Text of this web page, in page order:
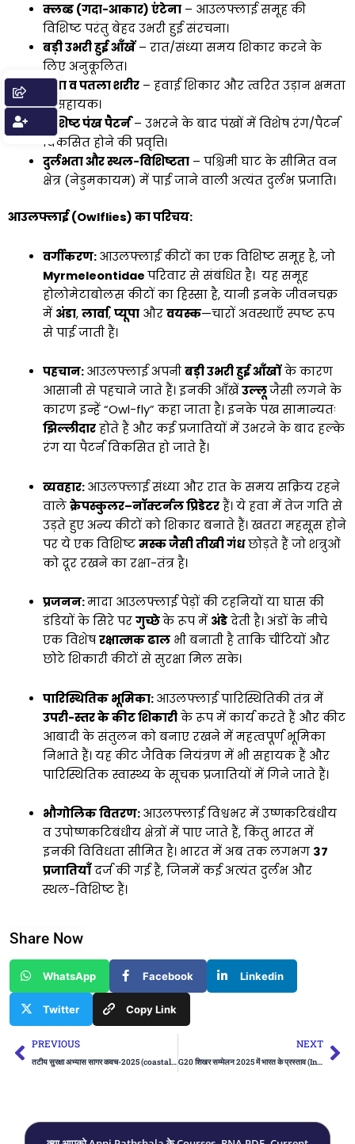
क्लब्ड (गदा-आकार) एंटेना– आउलफ्लाई समूह की
विशिष्ट परंतु बेहद उभरी हुई संरचना।
बड़ी उभरी हुई आँखें– रात/संध्या समय शिकार करने के
लिए अनुकूलित।
लंबा व पतला शरीर– हवाई शिकार और त्वरित उड़ान क्षमता
में सहायक।
विशिष्ट पंख पैटर्न– उभरने के बाद पंखों में विशेष रंग/पैटर्न
विकसित होने की प्रवृत्ति।
दुर्लभता और स्थल-विशिष्टता– पश्चिमी घाट के सीमित वन
क्षेत्र (नेडुमकायम) में पाई जाने वाली अत्यंत दुर्लभ प्रजाति।
आउलफ्लाई (Owlflies) का परिचय:
वर्गीकरण: आउलफ्लाई कीटों का एक विशिष्ट समूह है, जो
Myrmeleontidae परिवार से संबंधित है। यह समूह
होलोमेटाबोलस कीटों का हिस्सा है, यानी इनके जीवनचक्र
में अंडा, लार्वा, प्यूपाऔर वयस्क—चारों अवस्थाएँ स्पष्ट रूप
से पाई जाती हैं।
पहचान: आउलफ्लाई अपनी बड़ी उभरी हुई आँखोंके कारण
आसानी से पहचाने जाते हैं। इनकी आँखें उल्लूजैसी लगने के
कारण इन्हें “Owl-fly” कहा जाता है। इनके पंख सामान्यतः
झिल्लीदारहोते हैं और कई प्रजातियों में उभरने के बाद हल्के
रंग या पैटर्न विकसित हो जाते हैं।
व्यवहार: आउलफ्लाई संध्या और रात के समय सक्रिय रहने
वाले क्रेपस्कुलर–नॉक्टर्नल प्रिडेटरहैं। ये हवा में तेज गति से
उड़ते हुए अन्य कीटों को शिकार बनाते हैं। खतरा महसूस होने
पर ये एक विशिष्ट मस्क जैसी तीखी गंधछोड़ते हैं जो शत्रुओं
को दूर रखने का रक्षा-तंत्र है।
प्रजनन:मादा आउलफ्लाई पेड़ों की टहनियों या घास की
डंडियों के सिरे पर गुच्छेके रूप में अंडेदेती है। अंडों के नीचे
एक विशेष रक्षात्मक ढालभी बनाती है ताकि चींटियों और
छोटे शिकारी कीटों से सुरक्षा मिल सके।
पारिस्थितिक भूमिका: आउलफ्लाई पारिस्थितिकी तंत्र में
उपरी-स्तर के कीट शिकारीके रूप में कार्य करते हैं और कीट
आबादी के संतुलन को बनाए रखने में महत्वपूर्ण भूमिका
निभाते हैं। यह कीट जैविक नियंत्रण में भी सहायक हैं और
पारिस्थितिक स्वास्थ्य के सूचक प्रजातियों में गिने जाते हैं।
भौगोलिक वितरण: आउलफ्लाई विश्वभर में उष्णकटिबंधीय
व उपोष्णकटिबंधीय क्षेत्रों में पाए जाते हैं, किंतु भारत में
इनकी विविधता सीमित है। भारत में अब तक लगभग 37
प्रजातियाँदर्ज की गई हैं, जिनमें कई अत्यंत दुर्लभ और
स्थल-विशिष्ट हैं।
Share Now
WhatsApp Facebook Linkedin
Twitter Copy Link
Prev
PREVIOUS
तटीय सुरक्षा अभ्यास सागर कवच-2025 (coastal Security Exercise Sagar Kavach-2025) | UPSC Preparation
NEXT
G20 शिखर सम्मेलन 2025 में भारत के प्रस्ताव (India proposals at the G20 Summit 2025) | UPSC